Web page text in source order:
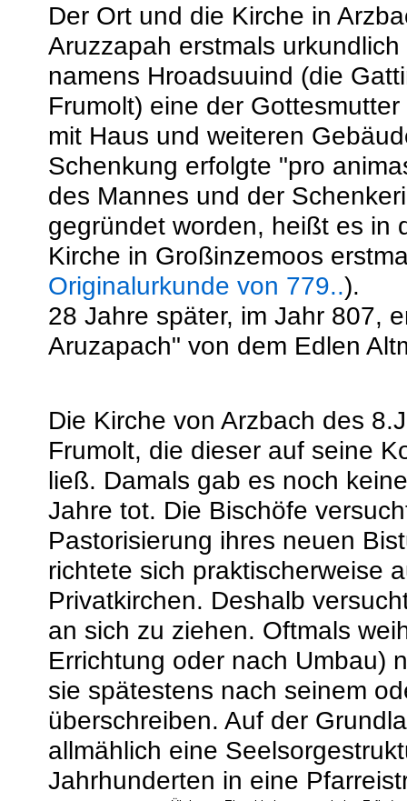
Der Ort und die Kirche in
Aruzzapah erstmals
namens Hroadsuuind (die
Frumolt) eine der
mit Haus und weiteren
Schenkung erfolgte "pro
des Mannes und der
gegründet worden, heißt es in
Kirche in Großinzemoos
Originalurkunde von 779..).
28 Jahre später, im Jahr 807,
Aruzapach" von dem Edlen
Die Kirche von Arzbach des
Frumolt, die dieser auf seine
ließ. Damals gab es noch
Jahre tot. Die Bischöfe
Pastorisierung ihres neuen
richtete sich praktischerweise
Privatkirchen. Deshalb
an sich zu ziehen. Oftmals
Errichtung oder nach Umbau)
sie spätestens nach seinem
überschreiben. Auf der
allmählich eine
Jahrhunderten in eine